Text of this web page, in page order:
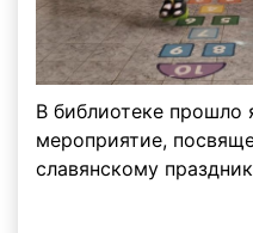
В библиотеке прошло
мероприятие,
славянскому